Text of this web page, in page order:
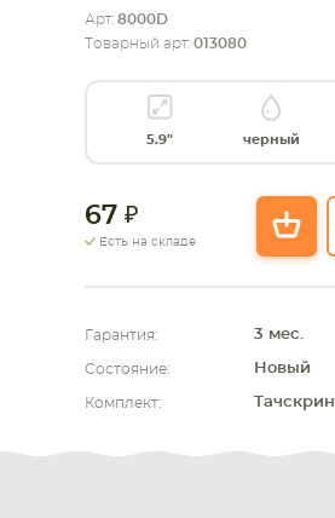
СМАРТФОНА КОМПЛЕКТУЮЩИЕ
Арт: 8000D
Товарный арт: 013080
5.9" черный
67
Есть на складе
Гарантия: 3 мес.
Состояние: Новый
Комплект: Тачскрин